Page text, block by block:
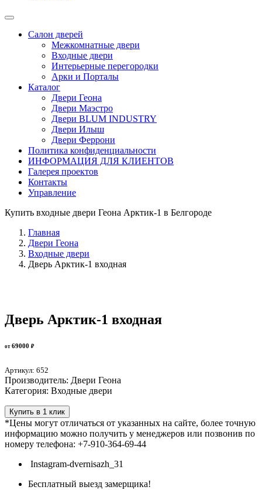
Салон дверей
Межкомнатные двери
Входные двери
Интерьерные перегородки
Арки и Порталы
Каталог
Двери Геона
Двери Маэстро
Двери BLUM INDUSTRY
Двери Илыш
Двери Феррони
Политика конфиденциальности
ИНФОРМАЦИЯ ДЛЯ КЛИЕНТОВ
Галерея проектов
Контакты
Управление
Купить входные двери Геона Арктик-1 в Белгороде
Главная
Двери Геона
Входные двери
Дверь Арктик-1 входная
Дверь Арктик-1 входная
от69000 ₽
Артикул: 652
Производитель: Двери Геона
Категория: Входные двери
Купить в 1 клик
*Цены могут отличаться от указанных на сайте, более точную
информацию можно получить у менеджеров или позвонив по
номеру телефона: +7-910-364-69-44
Instagram-dvernisazh_31
Бесплатный выезд замерщика!